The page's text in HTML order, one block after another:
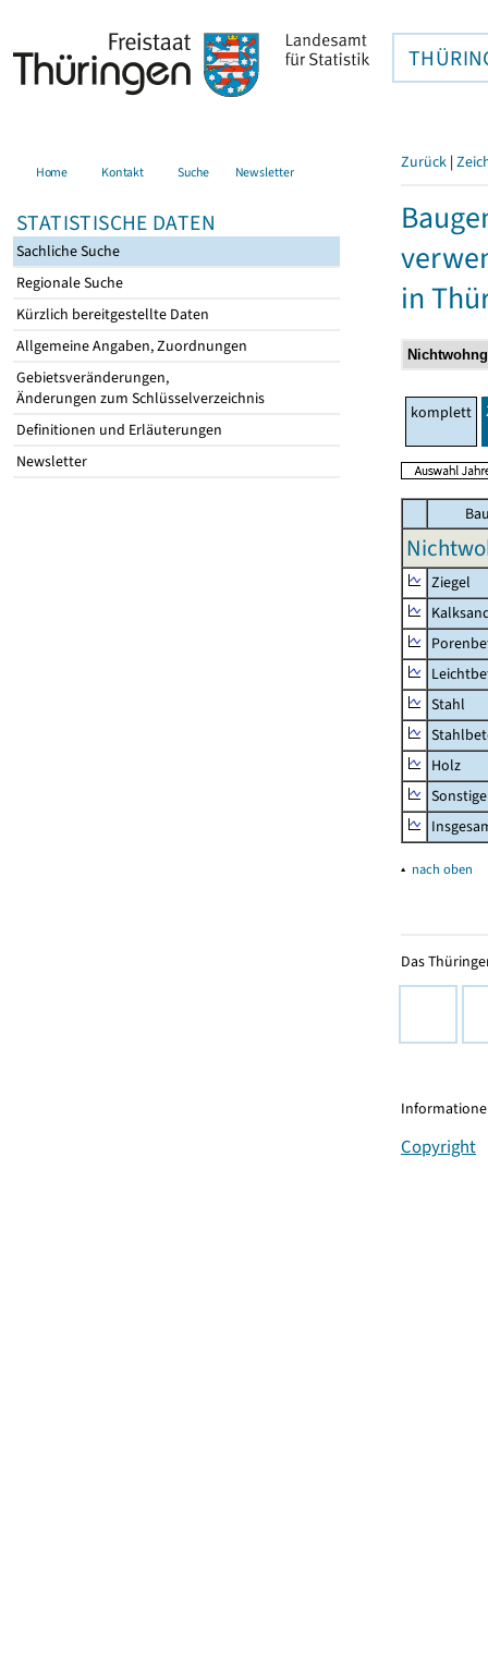
Home Kontakt Suche Newsletter
STATISTISCHE DATEN
Sachliche Suche
Regionale Suche
Kürzlich bereitgestellte Daten
Allgemeine Angaben, Zuordnungen
Gebietsveränderungen,
Änderungen zum Schlüsselverzeichnis
Definitionen und Erläuterungen
Newsletter
Zurück |
in
komplett
Ziegel
Stahl
Holz
▴ nach oben
Das
Copyright